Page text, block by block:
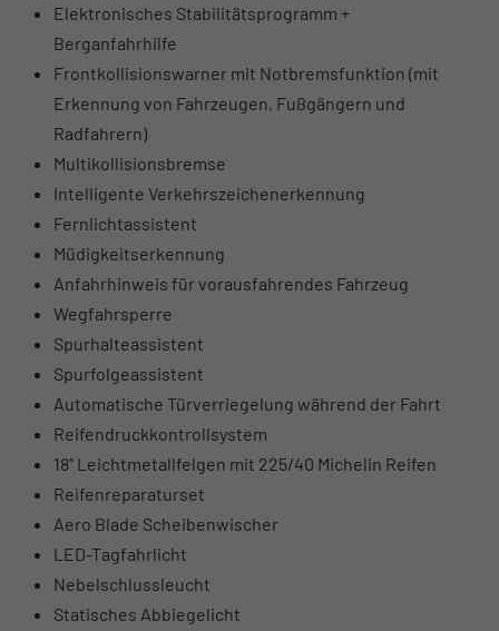
Elektronisches Stabilitätsprogramm +
Berganfahrhilfe
Frontkollisionswarner mit Notbremsfunktion (mit
Erkennung von Fahrzeugen, Fußgängern und
Radfahrern)
Multikollisionsbremse
Intelligente Verkehrszeichenerkennung
Fernlichtassistent
Müdigkeitserkennung
Anfahrhinweis für vorausfahrendes Fahrzeug
Wegfahrsperre
Spurhalteassistent
Spurfolgeassistent
Automatische Türverriegelung während der Fahrt
Reifendruckkontrollsystem
18" Leichtmetallfelgen mit 225/40 Michelin Reifen
Reifenreparaturset
Aero Blade Scheibenwischer
LED-Tagfahrlicht
Nebelschlussleucht
Statisches Abbiegelicht